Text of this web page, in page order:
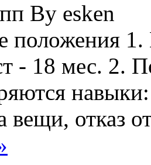
By esken
положения
- 18 мес. 2.
вещи, отказ